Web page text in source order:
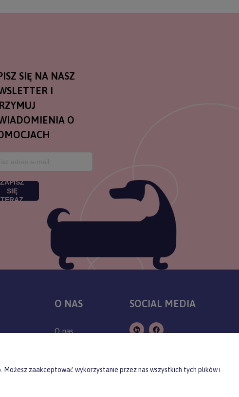
SIĘ NA NASZ
I
O
ZAPISZ
SIĘ
TERAZ
O NAS
O nas
Producenci
SOCIAL MEDIA
zaakceptować wykorzystanie przez nas wszystkich tych plików i